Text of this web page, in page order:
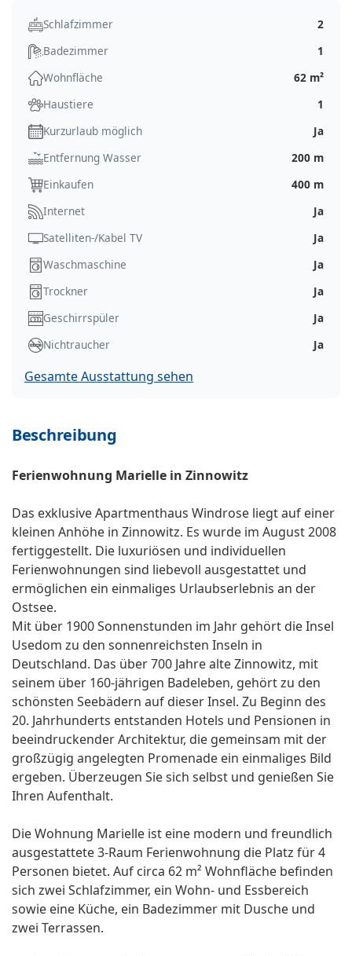
Schlafzimmer
2
Badezimmer
1
Wohnfläche
62 m²
Haustiere
1
Kurzurlaub möglich
Ja
Entfernung Wasser
200 m
Einkaufen
400 m
Internet
Ja
Satelliten-/Kabel TV
Ja
Waschmaschine
Ja
Trockner
Ja
Geschirrspüler
Ja
Nichtraucher
Ja
Gesamte Ausstattung sehen
Beschreibung
Ferienwohnung Marielle in Zinnowitz
Das exklusive Apartmenthaus Windrose liegt auf einer
kleinen Anhöhe in Zinnowitz. Es wurde im August 2008
fertiggestellt. Die luxuriösen und individuellen
Ferienwohnungen sind liebevoll ausgestattet und
ermöglichen ein einmaliges Urlaubserlebnis an der
Ostsee.
Mit über 1900 Sonnenstunden im Jahr gehört die Insel
Usedom zu den sonnenreichsten Inseln in
Deutschland. Das über 700 Jahre alte Zinnowitz, mit
seinem über 160-jährigen Badeleben, gehört zu den
schönsten Seebädern auf dieser Insel. Zu Beginn des
20. Jahrhunderts entstanden Hotels und Pensionen in
beeindruckender Architektur, die gemeinsam mit der
großzügig angelegten Promenade ein einmaliges Bild
ergeben. Überzeugen Sie sich selbst und genießen Sie
Ihren Aufenthalt.
Die Wohnung Marielle ist eine modern und freundlich
ausgestattete 3-Raum Ferienwohnung die Platz für 4
Personen bietet. Auf circa 62 m² Wohnfläche befinden
sich zwei Schlafzimmer, ein Wohn- und Essbereich
sowie eine Küche, ein Badezimmer mit Dusche und
zwei Terrassen.